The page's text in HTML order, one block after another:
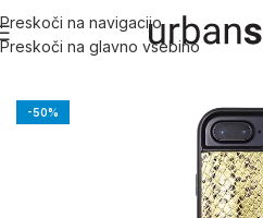
Preskoči na navigacijo
Preskoči na glavno vsebino
Domov/Apple/Apple iPhone X serija
-50%